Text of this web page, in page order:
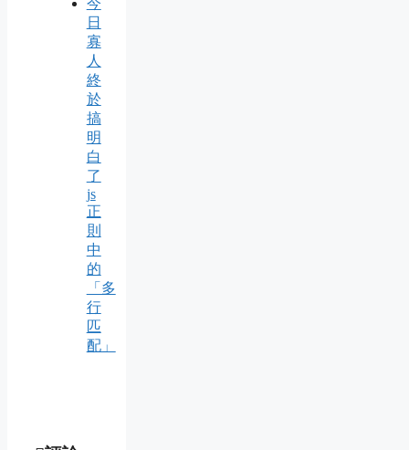
今
日
寡
人
終
於
搞
明
白
了
js
正
則
中
的
「多
行
匹
配」